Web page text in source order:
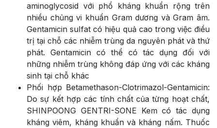
aminoglycosid với phổ kháng khuẩn rộng trên
nhiều chủng vi khuẩn Gram dương và Gram âm.
Gentamicin suIfat có hiệu quả cao trong việc điều
trị tại chỗ các nhiễm trùng da nguyên phát và thứ
phát. Gentamicin có thể có tác dụng đối với
những nhiễm trùng không đáp ứng với các kháng
sinh tại chỗ khác
Phối hợp Betamethason-Clotrimazol-Gentamicin:
Do sự kết hợp các tính chất của từng hoạt chất,
SHINPOONG GENTRI-SONE Kem có tác dụng
kháng viêm, kháng khuẩn và kháng nấm. Thuốc